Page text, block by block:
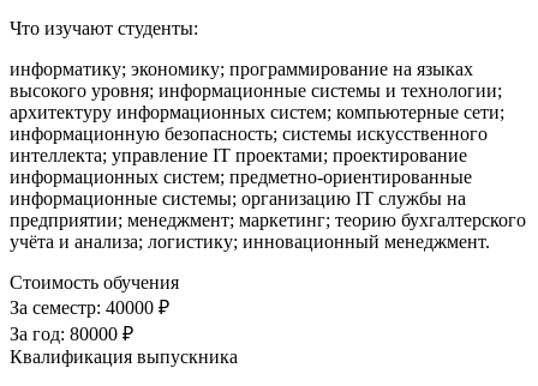
Что изучают студенты:
информатику; экономику; программирование на языках
высокого уровня; информационные системы и технологии;
архитектуру информационных систем; компьютерные сети;
информационную безопасность; системы искусственного
интеллекта; управление IT проектами; проектирование
информационных систем; предметно-ориентированные
информационные системы; организацию IT службы на
предприятии; менеджмент; маркетинг; теорию бухгалтерского
учёта и анализа; логистику; инновационный менеджмент.
Стоимость обучения
За семестр: 40000 ₽
За год: 80000 ₽
Квалификация выпускника